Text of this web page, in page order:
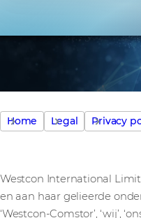
Home Legal Privacy
Westcon International
en aan haar gelieerde
‘Westcon-Comstor’, ‘wij’,